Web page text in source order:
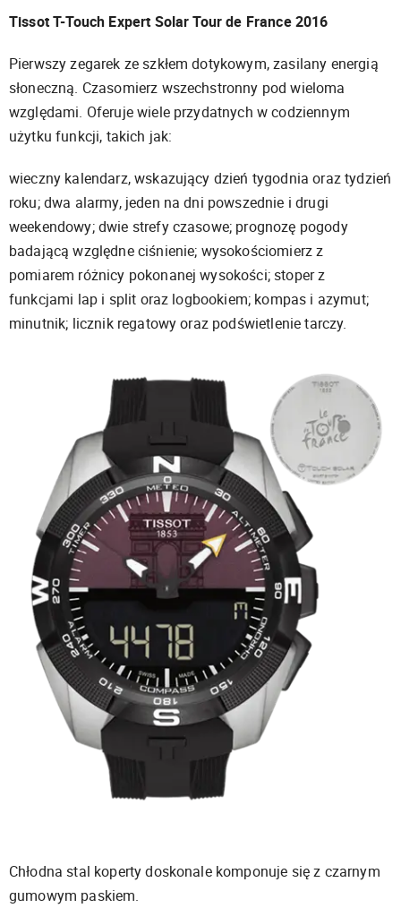
Tissot T-Touch Expert Solar Tour de France 2016
Pierwszy zegarek ze szkłem dotykowym, zasilany energią
słoneczną. Czasomierz wszechstronny pod wieloma
względami. Oferuje wiele przydatnych w codziennym
użytku funkcji, takich jak:
wieczny kalendarz, wskazujący dzień tygodnia oraz tydzień
roku; dwa alarmy, jeden na dni powszednie i drugi
weekendowy; dwie strefy czasowe; prognozę pogody
badającą względne ciśnienie; wysokościomierz z
pomiarem różnicy pokonanej wysokości; stoper z
funkcjami lap i split oraz logbookiem; kompas i azymut;
minutnik; licznik regatowy oraz podświetlenie tarczy.
Chłodna stal koperty doskonale komponuje się z czarnym
gumowym paskiem.